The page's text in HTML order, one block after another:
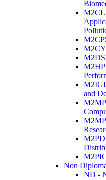
M2DS
and
Non
ND -